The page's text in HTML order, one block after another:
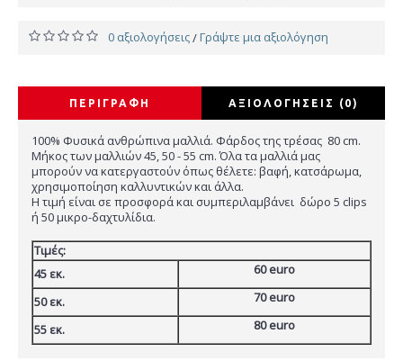
0 αξιολογήσεις/Γράψτε μια αξιολόγηση
ΠΕΡΙΓΡΑΦΉ ΑΞΙΟΛΟΓΉΣΕΙΣ (0)
100% Φυσικά ανθρώπινα μαλλιά. Φάρδος της τρέσας  80 cm.
Μήκος των μαλλιών 45, 50 - 55 cm. Όλα τα μαλλιά μας
μπορούν να κατεργαστούν όπως θέλετε: βαφή, κατσάρωμα,
χρησιμοποίηση καλλυντικών και άλλα.
Η τιμή είναι σε προσφορά και συμπεριλαμβάνει  δώρο 5 clips
ή 50 μικρο-δαχτυλίδια.
Τιμές:
45 εκ.
60 euro
50 εκ.
70 euro
55 εκ.
80 euro